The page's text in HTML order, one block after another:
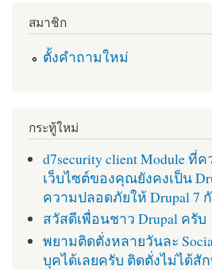
สมาชิก
ตั้งคำถามใหม่
กระทู้ใหม่
d7security client Module ที่
เว็บไซต์ของคุณยังคงเป็น
ความปลอดภัยให้ Drupal 7
สวัสดีเพื่อนชาว Drupal ครับ
พยามติดตั่งหลายวันละ
บุคได้เลยครับ ติดตั่งไม่ได้สั